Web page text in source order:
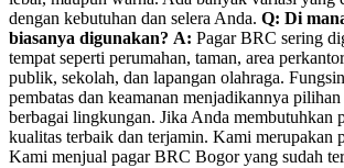
dengan kebutuhan dan selera Anda. Q: Di
biasanya digunakan? A: Pagar BRC sering
tempat seperti perumahan, taman, area
publik, sekolah, dan lapangan olahraga.
pembatas dan keamanan menjadikannya pilihan
berbagai lingkungan. Jika Anda membutuhkan
kualitas terbaik dan terjamin. Kami merupakan
Kami menjual pagar BRC Bogor yang sudah